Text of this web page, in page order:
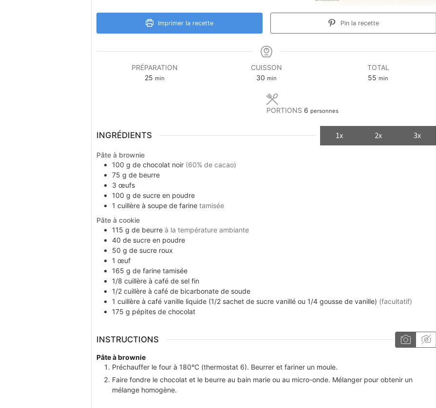
Imprimer la recette Pin la recette
PRÉPARATION
25 minutes
min
CUISSON
30minutes
min
TOTAL
55 minutes
min
PORTIONS 6 personnes
INGRÉDIENTS 1x 2x 3x
Pâte à brownie
100 g de chocolat noir (60% de cacao)
75 g de beurre
3 œufs
100 g de sucre en poudre
1 cuillère à soupe de farine tamisée
Pâte à cookie
115 g de beurre à la température ambiante
40 de sucre en poudre
50 g de sucre roux
1 œuf
165 g de farine tamisée
1/8 cuillère à café de sel fin
1/2 cuillère à café de bicarbonate de soude
1 cuillère à café vanille liquide (1/2 sachet de sucre vanillé ou 1/4 gousse de vanille) (facultatif)
175 g pépites de chocolat
INSTRUCTIONS
Pâte à brownie
Préchauffer le four à 180°C (thermostat 6). Beurrer et fariner un moule.
Faire fondre le chocolat et le beurre au bain marie ou au micro-onde. Mélanger pour obtenir un
mélange homogène.